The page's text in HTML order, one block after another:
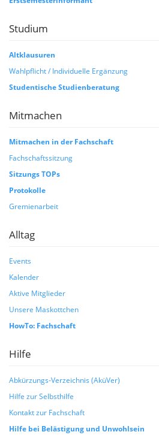
Studium
Altklausuren
Wahlpflicht / Individuelle Ergänzung
Studentische Studienberatung
Mitmachen
Mitmachen in der Fachschaft
Fachschaftssitzung
Sitzungs TOPs
Protokolle
Gremienarbeit
Alltag
Events
Kalender
Aktive Mitglieder
Unsere Maskottchen
HowTo: Fachschaft
Hilfe
Abkürzungs-Verzeichnis (AküVer)
Hilfe zur Selbsthilfe
Kontakt zur Fachschaft
Hilfe bei Belästigung und Unwohlsein